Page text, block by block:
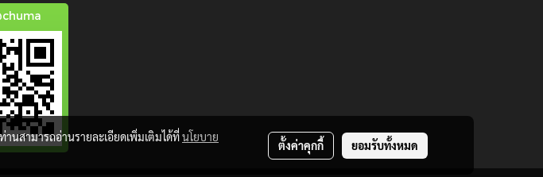
นสามารถอ่านรายละเอียดเพิ่มเติมได้ที่นโยบาย
ตั้งค่าคุกกี้ ยอมรับทั้งหมด